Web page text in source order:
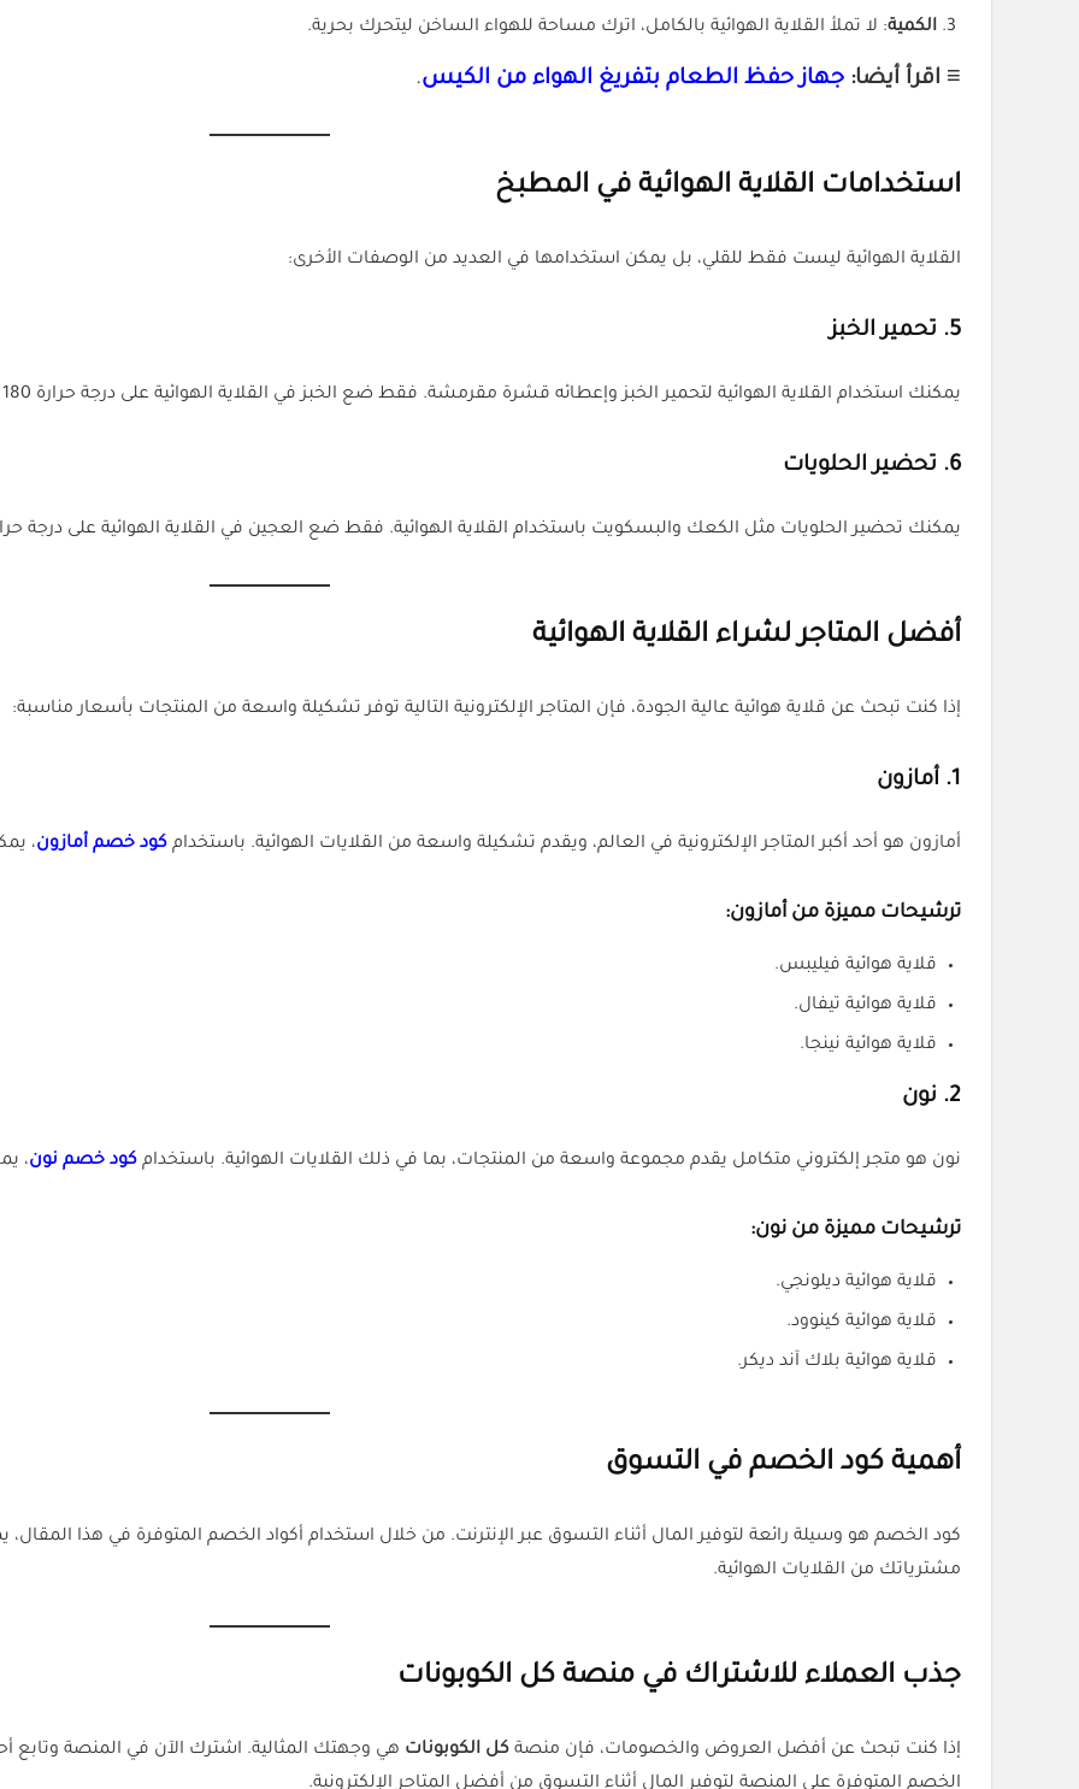
الكمية: لا تملأ القلاية الهوائية بالكامل، اترك مساحة للهواء الساخن ليتحرك بحرية.
≡ اقرأ أيضا: جهاز حفظ الطعام بتفريغ الهواء من الكيس.
استخدامات القلاية الهوائية في المطبخ
القلاية الهوائية ليست فقط للقلي، بل يمكن استخدامها في العديد من الوصفات الأخرى:
5. تحمير الخبز
يمكنك استخدام القلاية الهوائية لتحمير الخبز وإعطائه قشرة مقرمشة. فقط ضع الخبز في القلاية الهوائية على درجة حرارة 180 مئوية لمدة 3-5 دقائق.
6. تحضير الحلويات
يمكنك تحضير الحلويات مثل الكعك والبسكويت باستخدام القلاية الهوائية. فقط ضع العجين في القلاية الهوائية على درجة حرارة 160 مئوية لمدة 10-15
أفضل المتاجر لشراء القلاية الهوائية
إذا كنت تبحث عن قلاية هوائية عالية الجودة، فإن المتاجر الإلكترونية التالية توفر تشكيلة واسعة من المنتجات بأسعار مناسبة:
1. أمازون
أمازون هو أحد أكبر المتاجر الإلكترونية في العالم، ويقدم تشكيلة واسعة من القلايات الهوائية. باستخدام كود خصم أمازون،
ترشيحات مميزة من أمازون:
قلاية هوائية فيليبس.
قلاية هوائية تيفال.
قلاية هوائية نينجا.
2. نون
نون هو متجر إلكتروني متكامل يقدم مجموعة واسعة من المنتجات، بما في ذلك القلايات الهوائية. باستخدام كود خصم نون،
ترشيحات مميزة من نون:
قلاية هوائية ديلونجي.
قلاية هوائية كينوود.
قلاية هوائية بلاك آند ديكر.
أهمية كود الخصم في التسوق
مشترياتك من القلايات الهوائية.
جذب العملاء للاشتراك في منصة كل الكوبونات
إذا كنت تبحث عن أفضل العروض والخصومات، فإن منصة كل الكوبونات هي وجهتك المثالية. اشترك الآن في المنصة وتابع
الخصم المتوفرة على المنصة لتوفير المال أثناء التسوق من أفضل المتاجر الإلكترونية.